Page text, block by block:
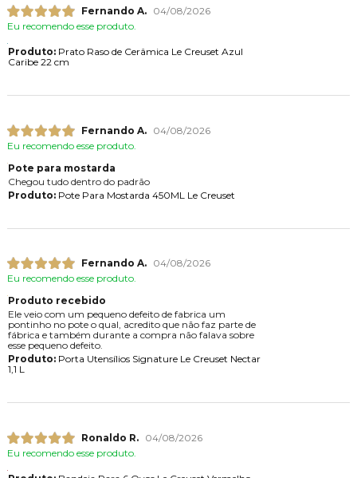
Fernando A.
04/08/2026
Eu recomendo esse produto.
Produto:Prato Raso de Cerâmica Le Creuset Azul
Caribe 22 cm
Fernando A.
04/08/2026
Eu recomendo esse produto.
Pote para mostarda
Chegou tudo dentro do padrão
Produto:Pote Para Mostarda 450ML Le Creuset
Fernando A.
04/08/2026
Eu recomendo esse produto.
Produto recebido
Ele veio com um pequeno defeito de fabrica um
pontinho no pote o qual, acredito que não faz parte de
fábrica e também durante a compra não falava sobre
esse pequeno defeito.
Produto:Porta Utensílios Signature Le Creuset Nectar
1,1 L
Ronaldo R.
04/08/2026
Eu recomendo esse produto.